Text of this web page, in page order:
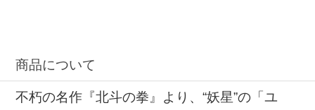
商品について
不朽の名作『北斗の拳』より、“妖星”の「ユ